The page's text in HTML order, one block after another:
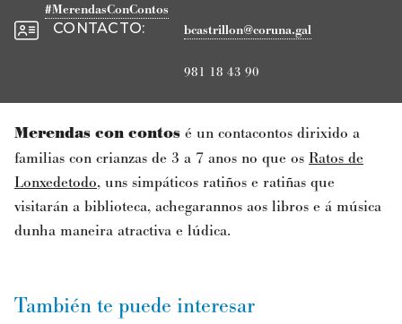
#MerendasConContos
CONTACTO: bcastrillon@coruna.gal
981 18 43 90
Merendas con contos é un contacontos dirixido a
familias con crianzas de 3 a 7 anos no que os Ratos de
Lonxedetodo, uns simpáticos ratiños e ratiñas que
visitarán a biblioteca, achegarannos aos libros e á música
dunha maneira atractiva e lúdica.
También te puede interesar